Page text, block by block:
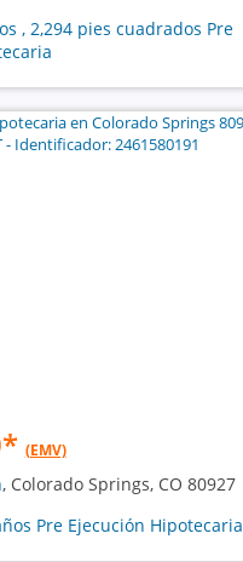
, 2,294 pies cuadrados Pre
* (EMV)
, Colorado Springs, CO 80927
Pre Ejecución Hipotecaria